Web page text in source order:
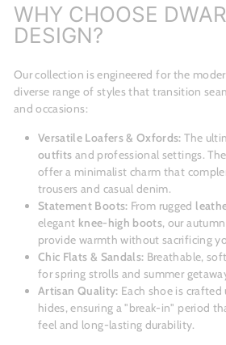
WHY CHOOSE
DESIGN?
Our collection is engineered for the
diverse range of styles that transition
and occasions:
Versatile Loafers & Oxfords: The
outfits and professional settings.
offer a minimalist charm that
trousers and casual denim.
Statement Boots: From rugged
elegant knee-high boots, our
provide warmth without sacrificing
Chic Flats & Sandals: Breathable,
for spring strolls and summer
Artisan Quality: Each shoe is
hides, ensuring a "break-in" period
feel and long-lasting durability.